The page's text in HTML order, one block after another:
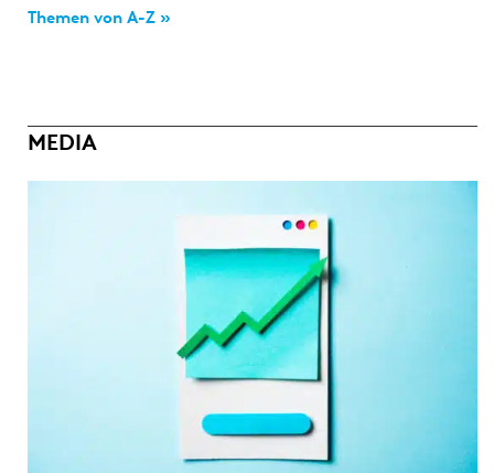
Themen von A-Z »
MEDIA